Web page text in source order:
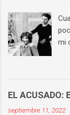
mi
EL ACUSADO:
septiembre 11, 2022